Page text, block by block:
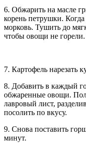
6. Обжарить на масле
корень петрушки.
морковь. Тушить до
чтобы овощи не горели.
7. Картофель нарезать
8. Добавить в каждый
обжаренные овощи.
лавровый лист,
посолить по вкусу.
9. Снова поставить
минут.